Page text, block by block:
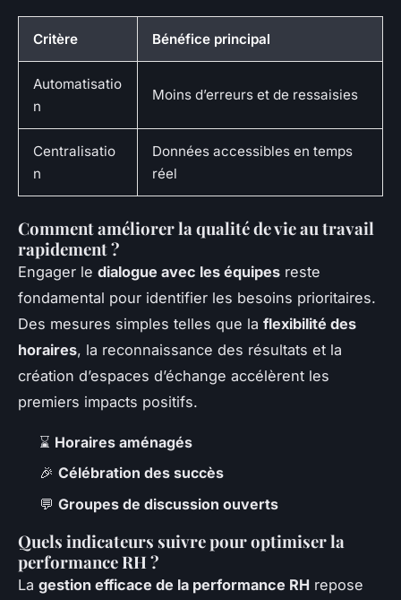
Critère Bénéfice principal
Automatisatio
n
Moins d’erreurs et de ressaisies
Centralisatio
n
Données accessibles en temps
réel
Comment améliorer la qualité de vie au travail
rapidement ?
Engager le dialogue avec les équipes reste
fondamental pour identifier les besoins prioritaires.
Des mesures simples telles que la flexibilité des
horaires, la reconnaissance des résultats et la
création d’espaces d’échange accélèrent les
premiers impacts positifs.
⌛ Horaires aménagés
🎉 Célébration des succès
💬 Groupes de discussion ouverts
Quels indicateurs suivre pour optimiser la
performance RH ?
La gestion efficace de la performance RH repose